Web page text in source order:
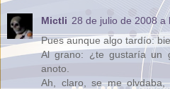
Mictli 28 de julio de 2008 a
Pues aunque algo tardío:
Al grano: ¿te gustaría un
anoto.
Ah, claro, se me